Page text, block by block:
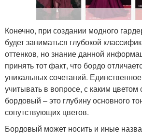
Конечно, при создании модного
будет заниматься глубокой
оттенков, но знание данной
принять тот факт, что бордо
уникальных сочетаний.
учитывать в вопросе, с каким цветом
бордовый – это глубину основного
сопутствующих цветов.
Бордовый может носить и иные